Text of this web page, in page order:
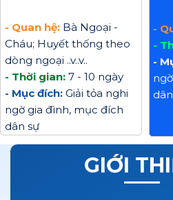
- Quan hệ:Bà Ngoại -
Cháu; Huyết thống theo
dòng ngoại ..v..v..
- Thời gian: 7 - 10 ngày
- Mục đích: Giải tỏa nghi
ngờ gia đình, mục đích
dân sự
-
-
-
GIỚI